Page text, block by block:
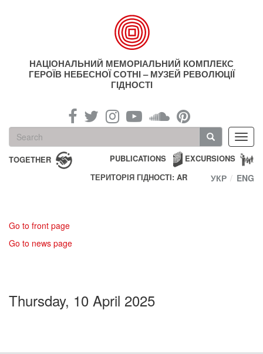
НАЦІОНАЛЬНИЙ МЕМОРІАЛЬНИЙ КОМПЛЕКС
ГЕРОЇВ НЕБЕСНОЇ СОТНІ – МУЗЕЙ РЕВОЛЮЦІЇ
ГІДНОСТІ
Search
form
Search
TOGETHER EXCURSIONS
PUBLICATIONS
ТЕРИТОРІЯ ГІДНОСТІ: AR
УКР ENG
Go to front page
Go to news page
Thursday, 10 April 2025